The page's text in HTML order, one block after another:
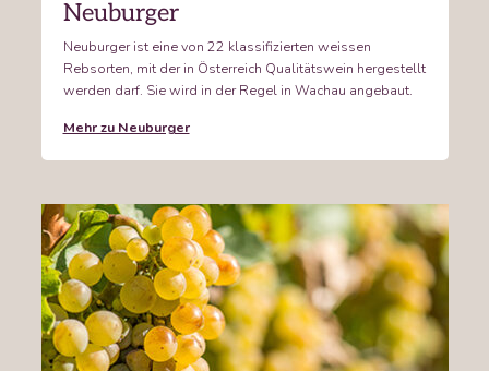
Neuburger
Neuburger ist eine von 22 klassifizierten weissen
Rebsorten, mit der in Österreich Qualitätswein hergestellt
werden darf. Sie wird in der Regel in Wachau angebaut.
Mehr zu Neuburger